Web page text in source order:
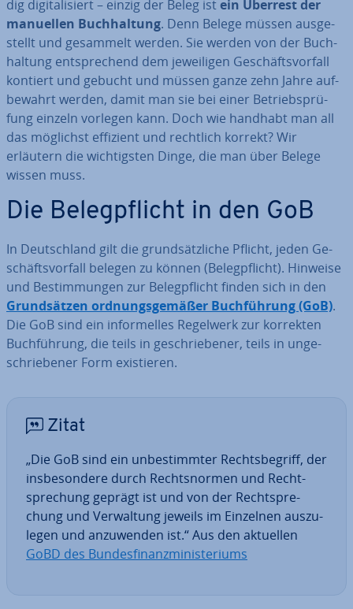
dig di­gi­ta­li­siert – einzig der Beleg istein Überrest der
manuellen Buch­hal­tung. Denn Belege müssen aus­ge­
stellt und gesammelt werden. Sie werden von der Buch­
hal­tung ent­spre­chend dem je­wei­li­gen Ge­schäfts­vor­fall
kontiert und gebucht und müssen ganze zehn Jahre auf­
be­wahrt werden, damit man sie bei einer Be­triebs­prü­
fung einzeln vorlegen kann. Doch wie handhabt man all
das möglichst effizient und rechtlich korrekt? Wir
erläutern die wich­tigs­ten Dinge, die man über Belege
wissen muss.
Die Be­leg­pflicht in den GoB
In Deutsch­land gilt die grund­sätz­li­che Pflicht, jeden Ge­
schäfts­vor­fall belegen zu können (Be­leg­pflicht). Hinweise
und Be­stim­mun­gen zur Be­leg­pflicht finden sich in den
Grund­sät­zen ord­nungs­ge­mä­ßer Buch­füh­rung (GoB).
Die GoB sind ein in­for­mel­les Regelwerk zur korrekten
Buch­füh­rung, die teils in ge­schrie­be­ner, teils in un­ge­
schrie­be­ner Form exis­tie­ren.
Zitat
„Die GoB sind ein un­be­stimm­ter Rechts­be­griff, der
ins­be­son­de­re durch Rechts­nor­men und Recht­
spre­chung geprägt ist und von der Recht­spre­
chung und Ver­wal­tung jeweils im Einzelnen aus­zu­
le­gen und an­zu­wen­den ist.“ Aus den aktuellen
GoBD des Bun­des­fi­nanz­mi­nis­te­ri­ums